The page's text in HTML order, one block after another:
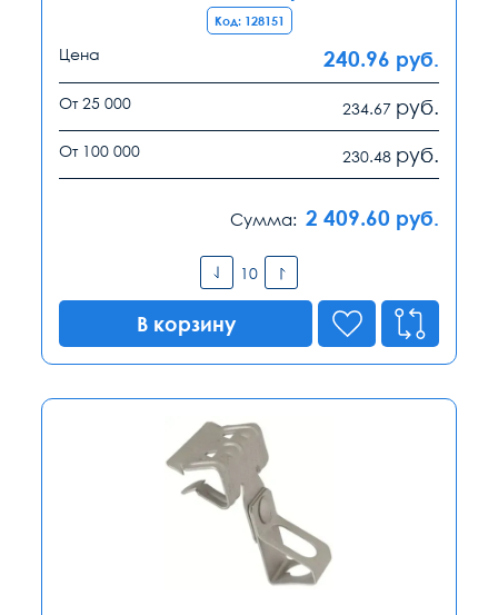
Код: 128151
Цена 240.96 руб.
От 25 000 234.67 руб.
От 100 000 230.48 руб.
Сумма: 2 409.60 руб.
В корзину